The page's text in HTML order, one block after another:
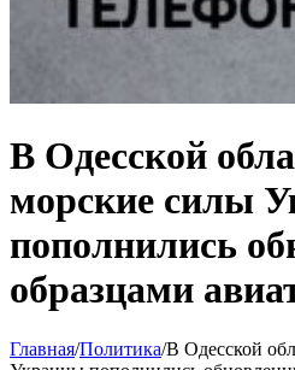
В Одесской
морские силы
пополнились
образцами
Главная/Политика/В Одесской